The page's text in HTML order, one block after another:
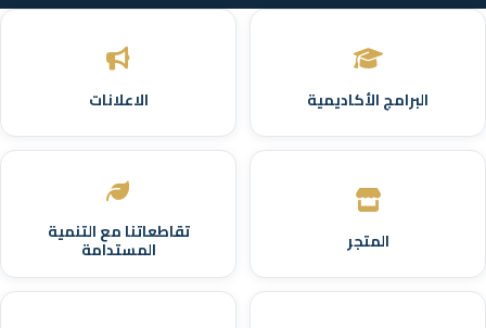
البرامج الأكاديمية الاعلانات
المتجر تقاطعاتنا مع التنمية
المستدامة